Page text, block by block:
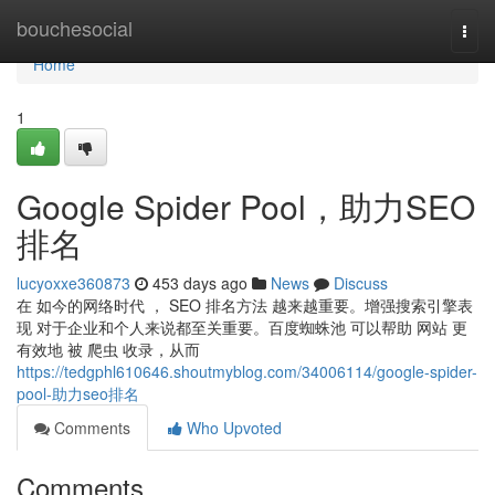
bouchesocial
Home
Home
1
Google Spider Pool，助力SEO
排名
lucyoxxe360873 453 days ago News
Discuss
在 如今的网络时代 ， SEO 排名方法 越来越重要。增强搜索引擎表
现 对于企业和个人来说都至关重要。百度蜘蛛池 可以帮助 网站 更
有效地 被 爬虫 收录，从而
https://tedgphl610646.shoutmyblog.com/34006114/google-spider-
pool-助力seo排名
Comments
Who Upvoted
Comments